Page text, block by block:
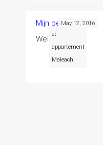
Mijn beste vriend
Welcome bij h
et
appartement
Maleachi
May 12, 2016